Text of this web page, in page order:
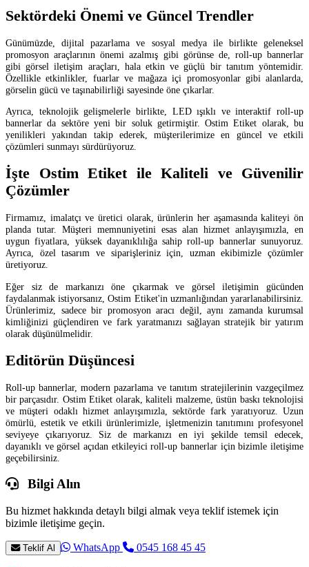
Sektördeki Önemi ve Güncel Trendler
Günümüzde, dijital pazarlama ve sosyal medya ile birlikte geleneksel
promosyon araçlarının önemi azalmış gibi görünse de, roll-up bannerlar
gibi görsel iletişim araçları, hala etkin ve güçlü bir tanıtım yöntemidir.
Özellikle etkinlikler, fuarlar ve mağaza içi promosyonlar gibi alanlarda,
görselin gücü ve taşınabilirliği sayesinde öne çıkarlar.
Ayrıca, teknolojik gelişmelerle birlikte, LED ışıklı ve interaktif roll-up
bannerlar da sektöre yeni bir soluk getirmiştir. Ostim Etiket olarak, bu
yenilikleri yakından takip ederek, müşterilerimize en güncel ve etkili
çözümleri sunmayı sürdürüyoruz.
İşte Ostim Etiket ile Kaliteli ve Güvenilir
Çözümler
Firmamız, imalatçı ve üretici olarak, ürünlerin her aşamasında kaliteyi ön
planda tutar. Müşteri memnuniyetini esas alan hizmet anlayışımızla, en
uygun fiyatlara, yüksek dayanıklılığa sahip roll-up bannerlar sunuyoruz.
Ayrıca, özel tasarım ve siparişleriniz için, uzman ekibimizle çözümler
üretiyoruz.
Eğer siz de markanızı öne çıkarmak ve görsel iletişimin gücünden
faydalanmak istiyorsanız, Ostim Etiket'in uzmanlığından yararlanabilirsiniz.
Ürünlerimiz, sadece bir promosyon aracı değil, aynı zamanda kurumsal
kimliğinizi güçlendiren ve fark yaratmanızı sağlayan stratejik bir yatırım
olarak düşünülmelidir.
Editörün Düşüncesi
Roll-up bannerlar, modern pazarlama ve tanıtım stratejilerinin vazgeçilmez
bir parçasıdır. Ostim Etiket olarak, kaliteli malzeme, üstün baskı teknolojisi
ve müşteri odaklı hizmet anlayışımızla, sektörde fark yaratıyoruz. Uzun
ömürlü, estetik ve etkili ürünlerimizle, işletmenizin tanıtımını profesyonel
seviyeye çıkarıyoruz. Siz de markanızı en iyi şekilde temsil edecek,
dayanıklı ve görsel açıdan etkileyici roll-up bannerlar için bizimle iletişime
geçebilirsiniz.
Bilgi Alın
Bu hizmet hakkında detaylı bilgi almak veya teklif istemek için
bizimle iletişime geçin.
Teklif Al WhatsApp 0545 168 45 45